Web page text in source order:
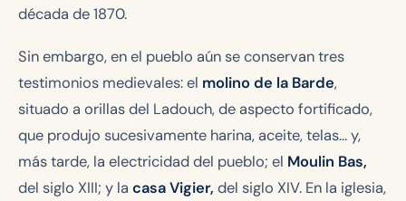
década de 1870.
Sin embargo, en el pueblo aún se conservan tres
testimonios medievales: el molino de la Barde,
situado a orillas del Ladouch, de aspecto fortificado,
que produjo sucesivamente harina, aceite, telas… y,
más tarde, la electricidad del pueblo; el Moulin Bas,
del siglo XIII; y la casa Vigier, del siglo XIV. En la iglesia,